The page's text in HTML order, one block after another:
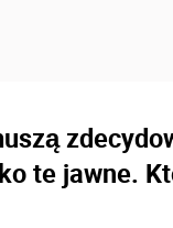
te jawne.